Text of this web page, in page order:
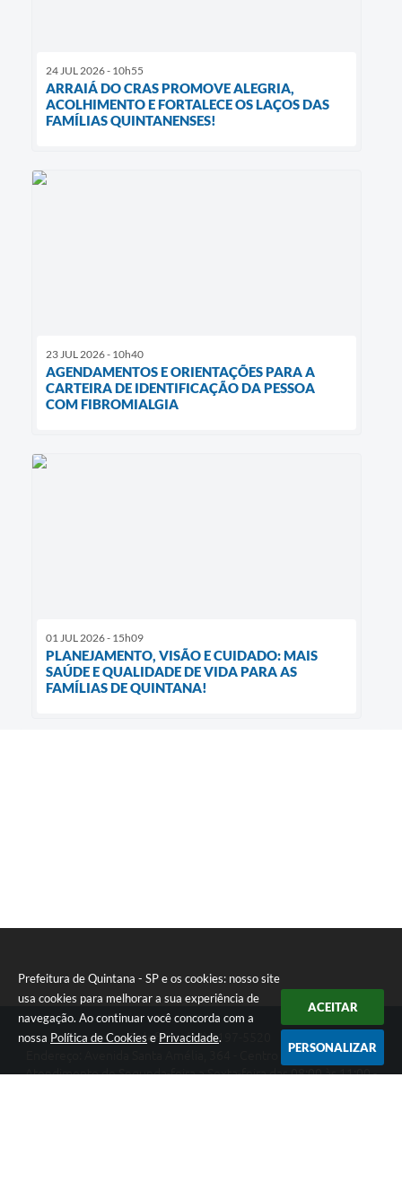
Prefeitura de Quintana - SP e os cookies: nosso site
usa cookies para melhorar a sua experiência de
navegação. Ao continuar você concorda com a
nossa Política de Cookies e Privacidade.
ACEITAR
PERSONALIZAR
24 JUL 2026 - 10h55
ARRAIÁ DO CRAS PROMOVE ALEGRIA,
ACOLHIMENTO E FORTALECE OS LAÇOS DAS
FAMÍLIAS QUINTANENSES!
23 JUL 2026 - 10h40
AGENDAMENTOS E ORIENTAÇÕES PARA A
CARTEIRA DE IDENTIFICAÇÃO DA PESSOA
COM FIBROMIALGIA
01 JUL 2026 - 15h09
PLANEJAMENTO, VISÃO E CUIDADO: MAIS
SAÚDE E QUALIDADE DE VIDA PARA AS
FAMÍLIAS DE QUINTANA!
Telefone: (14) 3197-5520
Endereço: Avenida Santa Amélia, 364 - Centro | CEP: 17670-003
Atendimento de Segunda-feira a Sexta-feira das 08:00 às 11:00 -